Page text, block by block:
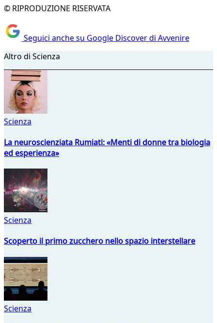
© RIPRODUZIONE RISERVATA
Seguici anche su Google Discover di Avvenire
Altro di Scienza
Scienza
La neuroscienziata Rumiati: «Menti di donne tra biologia
ed esperienza»
Scienza
Scoperto il primo zucchero nello spazio interstellare
Scienza